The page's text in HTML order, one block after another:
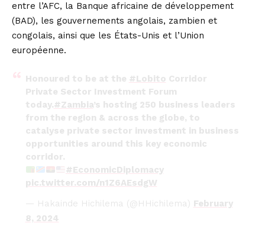
entre l’AFC, la Banque africaine de développement
(BAD), les gouvernements angolais, zambien et
congolais, ainsi que les États-Unis et l’Union
européenne.
Honoured to be at the #Lobito Corridor
Private Sector Investment Forum
today.#Zambia’s hosting 250 business leaders
from the region & across the globe, to
catalyse private sector investment in business
opportunities around this key economic
corridor.
#EconomicDiplomacy
pic.twitter.com/n1Z6AEsdgW
— Hakainde Hichilema (@HHichilema) February
8, 2024